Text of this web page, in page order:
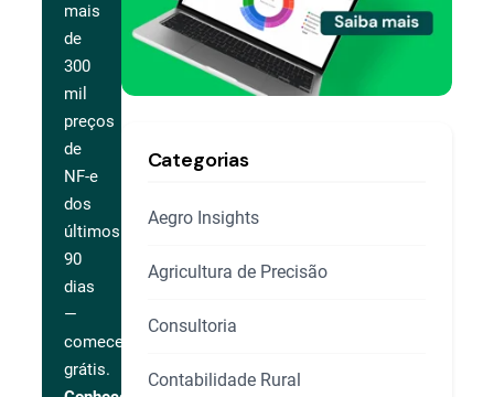
mais
de
300
mil
preços
de
NF-e
dos
últimos
90
dias
—
comece
grátis.
Categorias
Aegro Insights
Agricultura de Precisão
Consultoria
Contabilidade Rural